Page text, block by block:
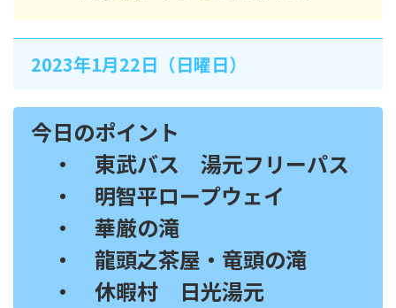
2023年1月22日（日曜日）
今日のポイント
・ 東武バス 湯元フリーパス
・ 明智平ロープウェイ
・ 華厳の滝
・ 龍頭之茶屋・竜頭の滝
・ 休暇村 日光湯元